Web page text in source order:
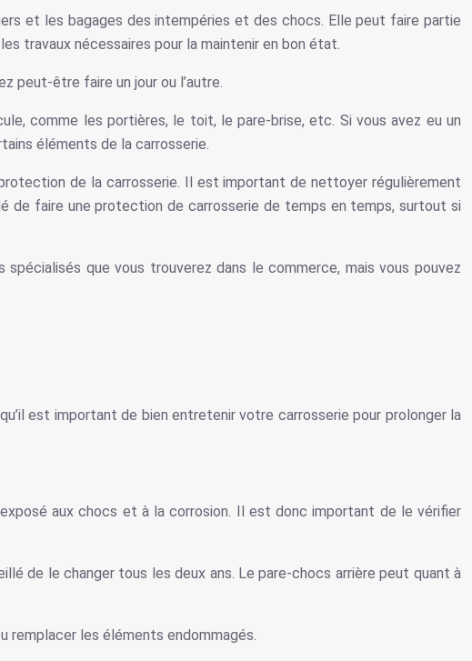
et les bagages des intempéries et des chocs. Elle peut faire partie
travaux nécessaires pour la maintenir en bon état.
peut-être faire un jour ou l’autre.
comme les portières, le toit, le pare-brise, etc. Si vous avez eu un
éléments de la carrosserie.
de la carrosserie. Il est important de nettoyer régulièrement
de faire une protection de carrosserie de temps en temps, surtout si
que vous trouverez dans le commerce, mais vous pouvez
est important de bien entretenir votre carrosserie pour prolonger la
aux chocs et à la corrosion. Il est donc important de le vérifier
de le changer tous les deux ans. Le pare-chocs arrière peut quant à
remplacer les éléments endommagés.